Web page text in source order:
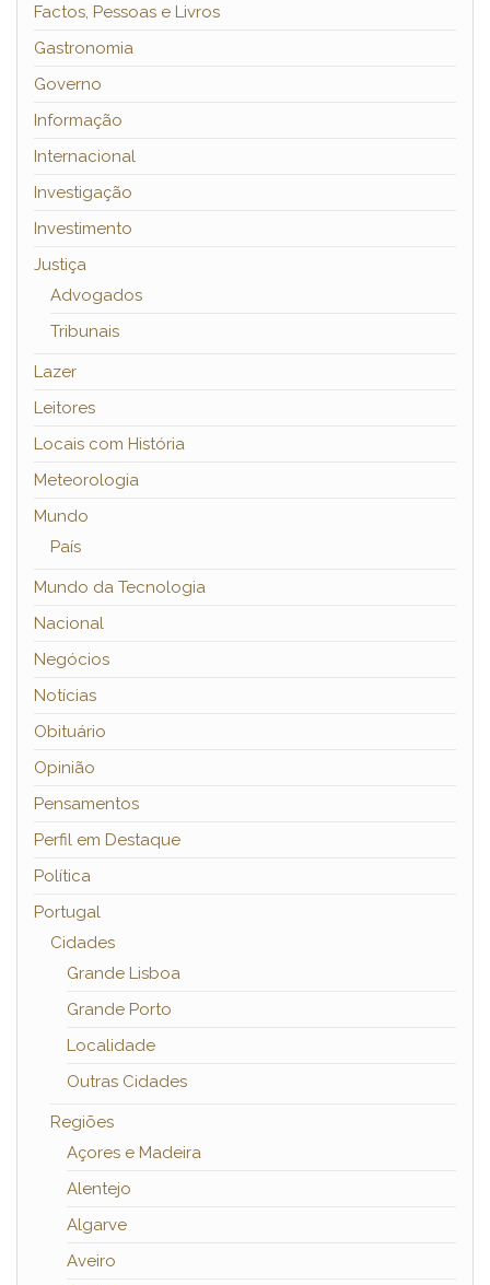
Factos, Pessoas e Livros
Gastronomia
Governo
Informação
Internacional
Investigação
Investimento
Justiça
Advogados
Tribunais
Lazer
Leitores
Locais com História
Meteorologia
Mundo
País
Mundo da Tecnologia
Nacional
Negócios
Notícias
Obituário
Opinião
Pensamentos
Perfil em Destaque
Política
Portugal
Cidades
Grande Lisboa
Grande Porto
Localidade
Outras Cidades
Regiões
Açores e Madeira
Alentejo
Algarve
Aveiro